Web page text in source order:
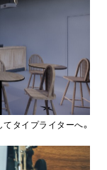
タイプライターへ。